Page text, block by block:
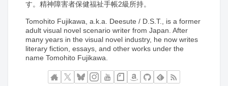
す。精神障害者保健福祉手帳2級所持。
Tomohito Fujikawa, a.k.a. Deesute / D.S.T., is a former
adult visual novel scenario writer from Japan. After
many years in the visual novel industry, he now writes
literary fiction, essays, and other works under the
name Tomohito Fujikawa.